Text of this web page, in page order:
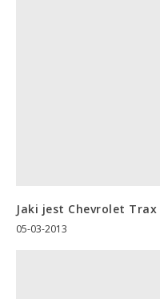
Jaki jest Chevrolet Trax
05-03-2013